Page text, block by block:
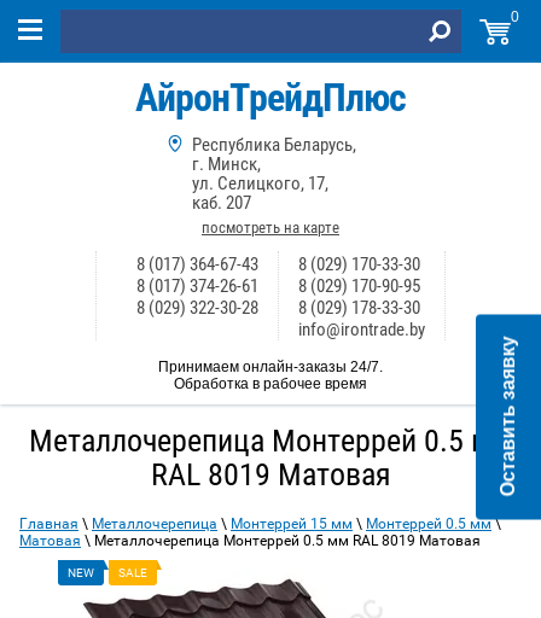
АйронТрейдПлюс
Принимаем онлайн-заказы 24/7.
Обработка в рабочее время
Оставить заявку
Республика Беларусь,
г. Минск,
ул. Селицкого, 17,
каб. 207
посмотреть на карте
8 (017) 364-67-43
8 (017) 374-26-61
8 (029) 322-30-28
8 (029) 170-33-30
8 (029) 170-90-95
8 (029) 178-33-30
info@irontrade.by
Металлочерепица Монтеррей 0.5 мм
RAL 8019 Матовая
Главная \ Металлочерепица \ Монтеррей 15 мм \ Монтеррей 0.5 мм\
Матовая \ Металлочерепица Монтеррей 0.5 мм RAL 8019 Матовая
NEW SALE
0